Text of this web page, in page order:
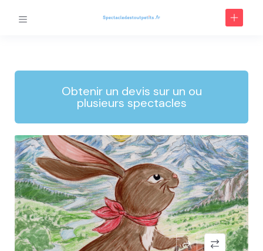
Obtenir un devis sur un ou
plusieurs spectacles